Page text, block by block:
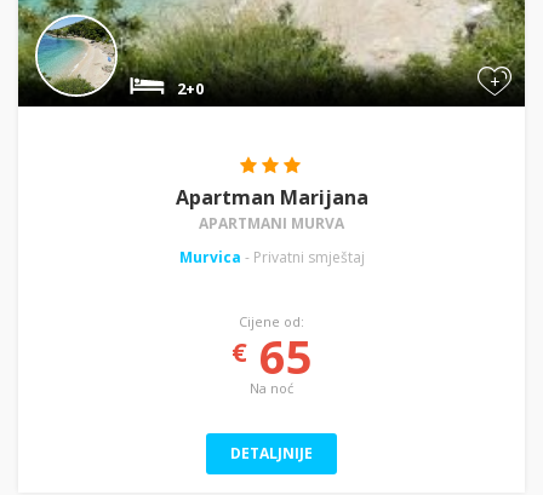
+
2+0
Apartman Marijana
APARTMANI MURVA
Murvica - Privatni smještaj
Cijene od:
€65
Na noć
DETALJNIJE